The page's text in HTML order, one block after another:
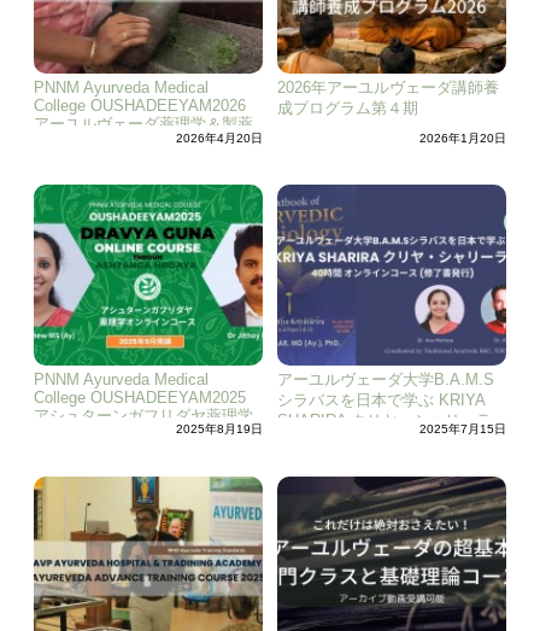
PNNM Ayurveda Medical
College OUSHADEEYAM2026
アーユルヴェーダ薬理学＆製薬
法専門家トレーニングコース
2026年4月20日
2026年アーユルヴェーダ講師養
成プログラム第４期
2026年1月20日
PNNM Ayurveda Medical
College OUSHADEEYAM2025
アシュターンガフリダヤ薬理学
2025年8月19日
アーユルヴェーダ大学B.A.M.S
シラバスを日本で学ぶ KRIYA
SHARIRA クリヤ・シャリーラ
オンラインコース (修了書発行)
2025年7月15日